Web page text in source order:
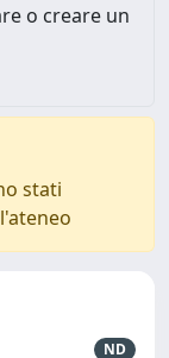
o creare un
stati
ND